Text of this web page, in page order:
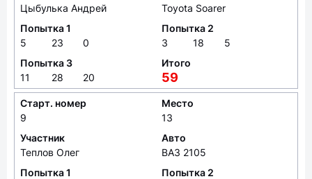
Цыбулька Андрей
Toyota Soarer
Попытка 1
5
23 0
Попытка 2
3
18
5
Попытка 3
11
28 20
Итого
59
Старт. номер
9
Место
13
Участник
Теплов Олег
Авто
ВАЗ 2105
Попытка 1
Попытка 2